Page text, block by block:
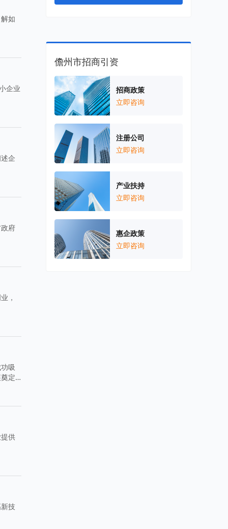
如
企业
企
府
，
吸
定
供
技
儋州市招商引资
招商政策
立即咨询
注册公司
立即咨询
产业扶持
立即咨询
惠企政策
立即咨询